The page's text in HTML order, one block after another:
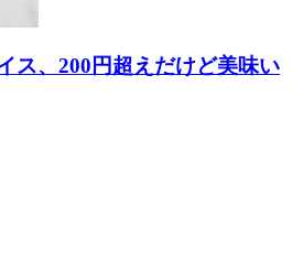
ス、200円超えだけど美味い